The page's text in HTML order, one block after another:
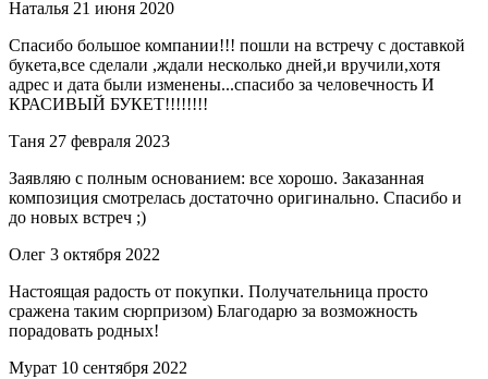
Наталья 21 июня 2020
Спасибо большое компании!!! пошли на встречу с доставкой
букета,все сделали ,ждали несколько дней,и вручили,хотя
адрес и дата были изменены...спасибо за человечность И
КРАСИВЫЙ БУКЕТ!!!!!!!!
Таня 27 февраля 2023
Заявляю с полным основанием: все хорошо. Заказанная
композиция смотрелась достаточно оригинально. Спасибо и
до новых встреч ;)
Олег 3 октября 2022
Настоящая радость от покупки. Получательница просто
сражена таким сюрпризом) Благодарю за возможность
порадовать родных!
Мурат 10 сентября 2022